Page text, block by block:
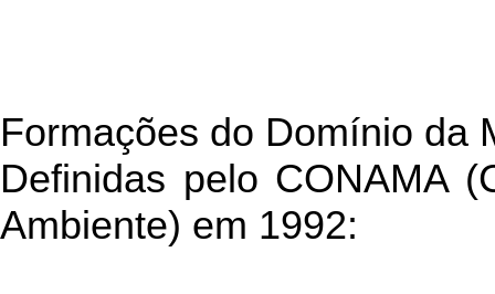
Formações do Domínio da
Definidas pelo CONAMA
Ambiente) em 1992: